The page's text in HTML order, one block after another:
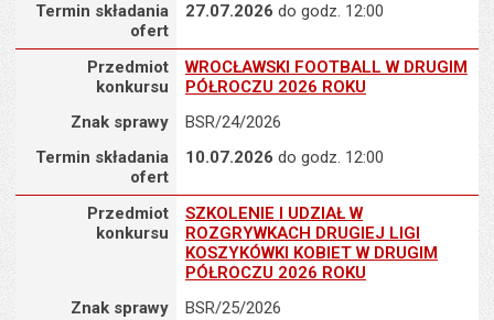
Termin składania
ofert
27.07.2026 do godz. 12:00
Przedmiot konkursu : WROCŁAWSKI FOOTBALL W DRUGIM
Przedmiot
konkursu
WROCŁAWSKI FOOTBALL W DRUGIM
PÓŁROCZU 2026 ROKU
Znak sprawy
BSR/24/2026
Termin składania
ofert
10.07.2026 do godz. 12:00
Przedmiot konkursu : SZKOLENIE I UDZIAŁ W ROZGRYWKACH
Przedmiot
konkursu
SZKOLENIE I UDZIAŁ W
ROZGRYWKACH DRUGIEJ LIGI
KOSZYKÓWKI KOBIET W DRUGIM
PÓŁROCZU 2026 ROKU
Znak sprawy
BSR/25/2026